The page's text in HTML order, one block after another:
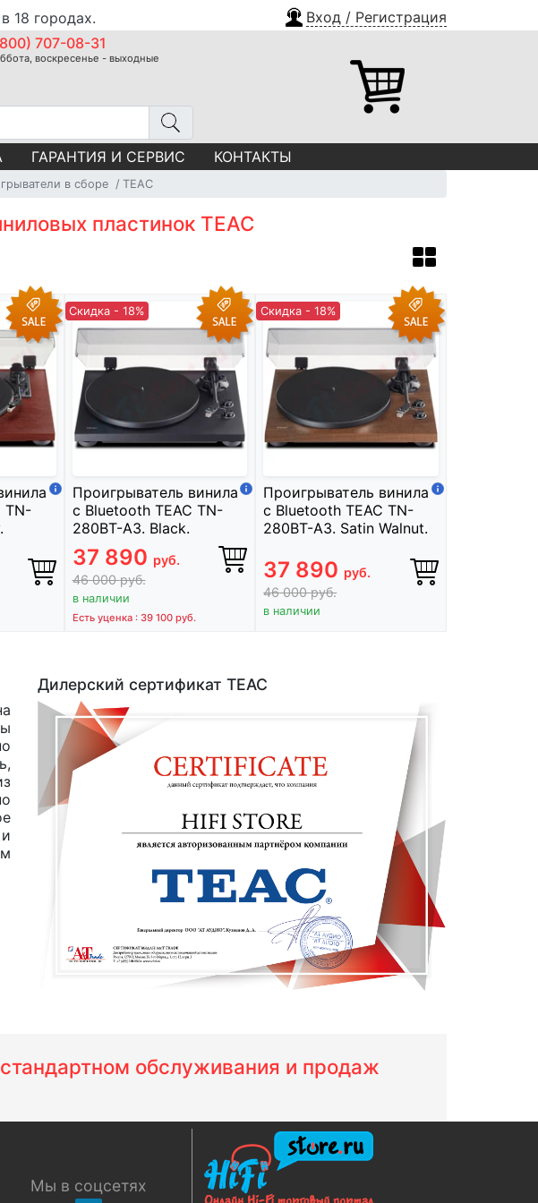
18 городах. Вход / Регистрация
707-08-31
воскресенье - выходные
ГАРАНТИЯ И СЕРВИС КОНТАКТЫ
в сборе TEAC
пластинок TEAC
TN-
Скидка - 18%
Проигрыватель винила
с Bluetooth TEAC TN-
280BT-A3. Black.
37 890 руб.
46 000руб.
в наличии
Есть уценка : 39 100 руб.
Скидка - 18%
Проигрыватель винила
с Bluetooth TEAC TN-
280BT-A3. Satin Walnut.
37 890 руб.
46 000руб.
в наличии
Дилерский сертификат TEAC
обслуживания и продаж
Мы в соцсетях